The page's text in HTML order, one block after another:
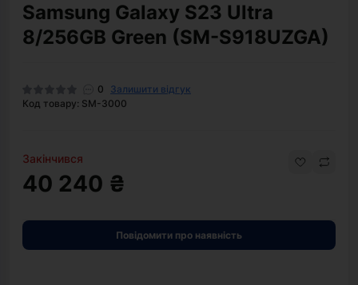
Samsung Galaxy S23 Ultra
8/256GB Green (SM-S918UZGA)
0
Залишити відгук
Код товару: SM-3000
Закінчився
40 240 ₴
Повідомити про наявність